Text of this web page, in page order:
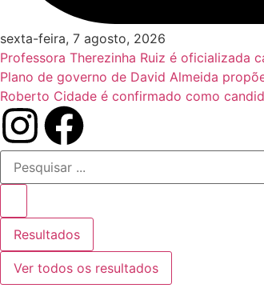
sexta-feira, 7 agosto, 2026
Professora Therezinha Ruiz é oficializada
Plano de governo de David Almeida
Roberto Cidade é confirmado como
Resultados
Ver todos os resultados